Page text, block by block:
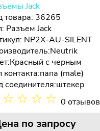
Jack
товара: 36265
Разъем Jack
NP2X-AU-SILENT
Neutrik
Красный с черным
контакта:папа (male)
соединителя:штекер
☆ ☆ ☆ ☆ 0 отзывов
по запросу